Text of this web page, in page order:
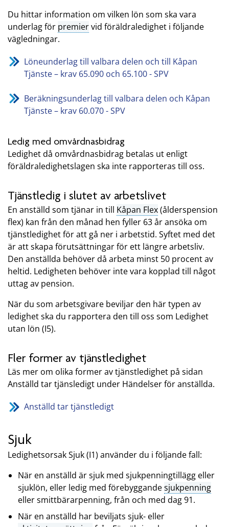
Du hittar information om vilken lön som ska vara
underlag för premiervid föräldraledighet i följande
vägledningar.
Löneunderlag till valbara delen och till Kåpan
Tjänste – krav 65.090 och 65.100 - SPV
Beräkningsunderlag till valbara delen och Kåpan
Tjänste – krav 60.070 - SPV
Ledig med omvårdnasbidrag
Ledighet då omvårdnasbidrag betalas ut enligt
föräldraledighetslagen ska inte rapporteras till oss.
Tjänstledig i slutet av arbetslivet
En anställd som tjänar in till Kåpan Flex(ålderspension
flex) kan från den månad hen fyller 63 år ansöka om
tjänstledighet för att gå ner i arbetstid. Syftet med det
är att skapa förutsättningar för ett längre arbetsliv.
Den anställda behöver då arbeta minst 50 procent av
heltid. Ledigheten behöver inte vara kopplad till något
uttag av pension.
När du som arbetsgivare beviljar den här typen av
ledighet ska du rapportera den till oss som Ledighet
utan lön (I5).
Fler former av tjänstledighet
Läs mer om olika former av tjänstledighet på sidan
Anställd tar tjänsledigt under Händelser för anställda.
Anställd tar tjänstledigt
Sjuk
Ledighetsorsak Sjuk (I1) använder du i följande fall:
När en anställd är sjuk med sjukpenningtillägg eller
sjuklön, eller ledig med förebyggandesjukpenning
eller smittbärarpenning, från och med dag 91.
När en anställd har beviljats sjuk- eller